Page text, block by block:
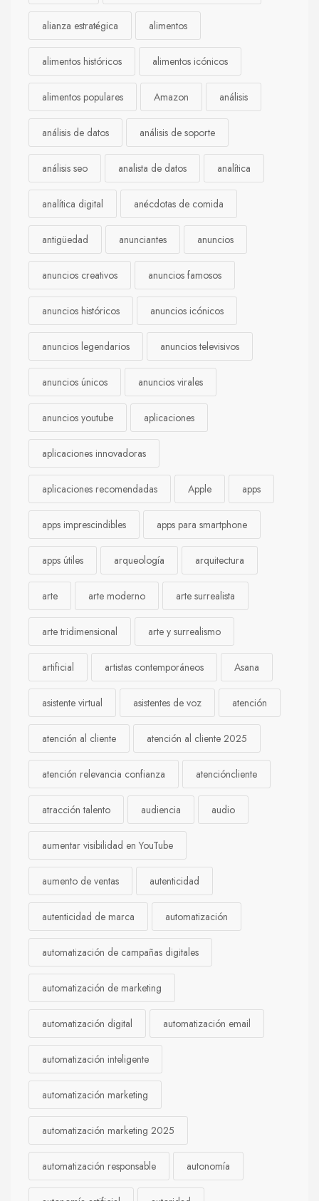
alianza estratégica alimentos
alimentos históricos alimentos icónicos
alimentos populares Amazon análisis
análisis de datos análisis de soporte
análisis seo analista de datos analítica
analítica digital anécdotas de comida
antigüedad anunciantes anuncios
anuncios creativos anuncios famosos
anuncios históricos anuncios icónicos
anuncios legendarios anuncios televisivos
anuncios únicos anuncios virales
anuncios youtube aplicaciones
aplicaciones innovadoras
aplicaciones recomendadas Apple apps
apps imprescindibles apps para smartphone
apps útiles arqueología arquitectura
arte arte moderno arte surrealista
arte tridimensional arte y surrealismo
artificial artistas contemporáneos Asana
asistente virtual asistentes de voz atención
atención al cliente atención al cliente 2025
atención relevancia confianza atencióncliente
atracción talento audiencia audio
aumentar visibilidad en YouTube
aumento de ventas autenticidad
autenticidad de marca automatización
automatización de campañas digitales
automatización de marketing
automatización digital automatización email
automatización inteligente
automatización marketing
automatización marketing 2025
automatización responsable autonomía